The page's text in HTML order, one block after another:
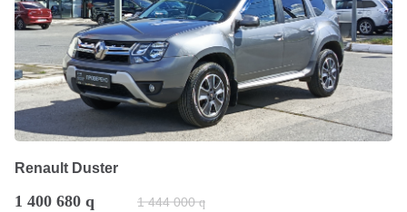
Renault Duster
1 400 680 q 1 444 000 q